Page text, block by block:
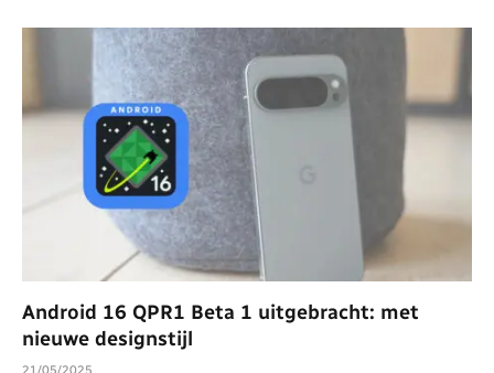
Android 16 QPR1 Beta 1 uitgebracht: met
nieuwe designstijl